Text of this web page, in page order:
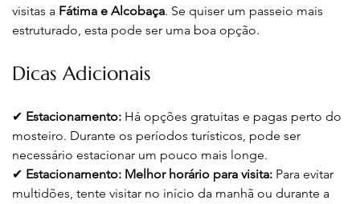
visitas a Fátima e Alcobaça. Se quiser um passeio mais
estruturado, esta pode ser uma boa opção.
Dicas Adicionais
✔ Estacionamento: Há opções gratuitas e pagas perto do
mosteiro. Durante os períodos turísticos, pode ser
necessário estacionar um pouco mais longe.
✔ Estacionamento: Melhor horário para visita: Para evitar
multidões, tente visitar no início da manhã ou durante a